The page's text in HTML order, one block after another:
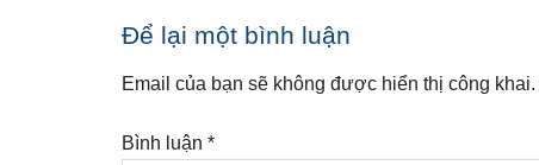
Reader
Interactions
Để lại một bình luận
Email của bạn sẽ không được hiển thị công khai.
Bình luận *